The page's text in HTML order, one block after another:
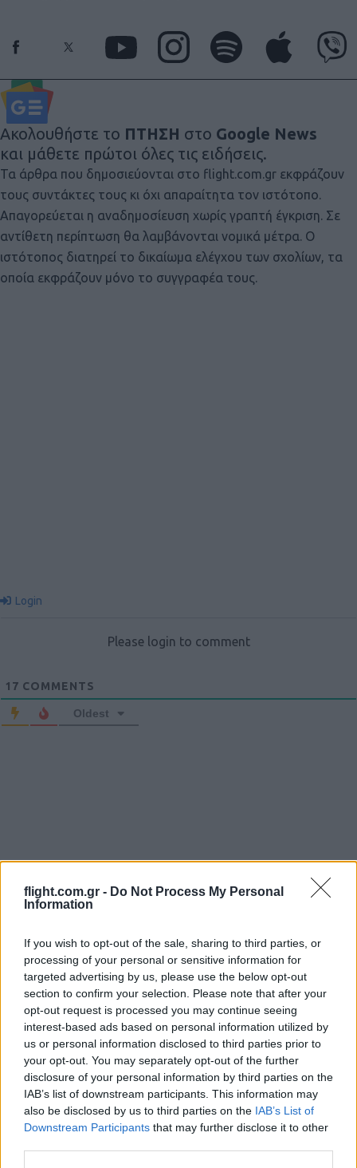
flight.com.gr - Do Not Process My Personal
Information
If you wish to opt-out of the sale, sharing to third parties, or
processing of your personal or sensitive information for
targeted advertising by us, please use the below opt-out
section to confirm your selection. Please note that after your
opt-out request is processed you may continue seeing
interest-based ads based on personal information utilized by
us or personal information disclosed to third parties prior to
your opt-out. You may separately opt-out of the further
disclosure of your personal information by third parties on the
IAB’s list of downstream participants. This information may
also be disclosed by us to third parties on the IAB’s List of
Downstream Participants that may further disclose it to other
Ροή Ειδήσεων
ΣΑΝ ΣΗΜΕΡΑ – 10 Αυγούστου 1920:
Ακολουθήστε το ΠΤΗΣΗ στο Google News
και μάθετε πρώτοι όλες τις ειδήσεις.
Τα άρθρα που δημοσιεύονται στο flight.com.gr εκφράζουν
τους συντάκτες τους κι όχι απαραίτητα τον ιστότοπο.
Απαγορεύεται η αναδημοσίευση χωρίς γραπτή έγκριση. Σε
αντίθετη περίπτωση θα λαμβάνονται νομικά μέτρα. Ο
ιστότοπος διατηρεί το δικαίωμα ελέγχου των σχολίων, τα
οποία εκφράζουν μόνο το συγγραφέα τους.
Login
Please login to comment
17 COMMENTS
Oldest